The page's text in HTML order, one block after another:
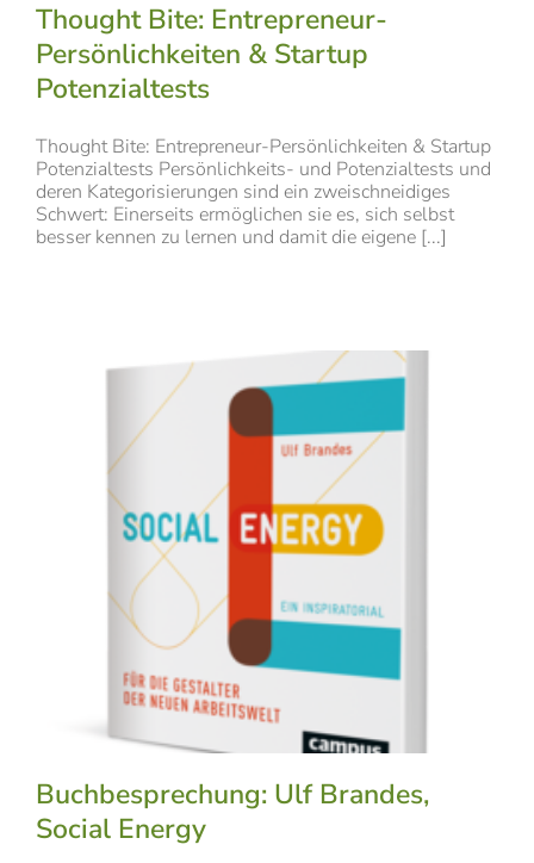
Thought Bite: Entrepreneur-
Persönlichkeiten & Startup
Potenzialtests
Thought Bite: Entrepreneur-Persönlichkeiten & Startup
Potenzialtests Persönlichkeits- und Potenzialtests und
deren Kategorisierungen sind ein zweischneidiges
Schwert: Einerseits ermöglichen sie es, sich selbst
besser kennen zu lernen und damit die eigene [...]
Buchbesprechung: Ulf Brandes,
Social Energy